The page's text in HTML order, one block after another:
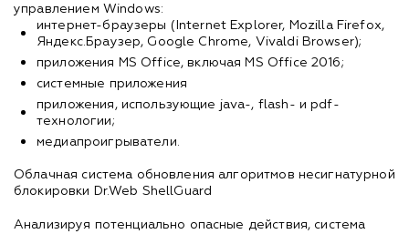
управлением Windows:
интернет-браузеры (Internet Explorer, Mozilla Firefox,
Яндекс.Браузер, Google Chrome, Vivaldi Browser);
приложения MS Office, включая MS Office 2016;
системные приложения
приложения, использующие java-, flash- и pdf-
технологии;
медиапроигрыватели.
Облачная система обновления алгоритмов несигнатурной
блокировки Dr.Web ShellGuard
Анализируя потенциально опасные действия, система